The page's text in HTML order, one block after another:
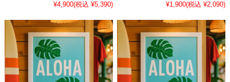
¥4,900(税込 ¥5,390) ¥1,900(税込 ¥2,090)